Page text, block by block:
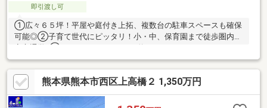
即引渡し可
①広々６５坪！平屋や庭付き上拓、複数台の駐車スペースも確保
可能◎②子育て世代にピッタリ！小・中、保育園まで徒歩圏内で
熊本も車で約８分♪④落ち着いた住環境 のどかで静かな住宅
地で、自然も身近に感じられる！！※上水道、下水道は前面道路
まで通っていますが、敷地内へは引き込みが必要です。
熊本県熊本市西区上高橋２ 1,350万円